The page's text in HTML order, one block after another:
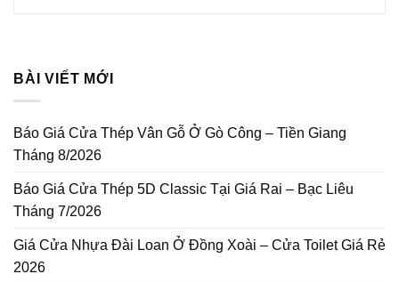
BÀI VIẾT MỚI
Báo Giá Cửa Thép Vân Gỗ Ở Gò Công – Tiền Giang
Tháng 8/2026
Báo Giá Cửa Thép 5D Classic Tại Giá Rai – Bạc Liêu
Tháng 7/2026
Giá Cửa Nhựa Đài Loan Ở Đồng Xoài – Cửa Toilet Giá Rẻ
2026